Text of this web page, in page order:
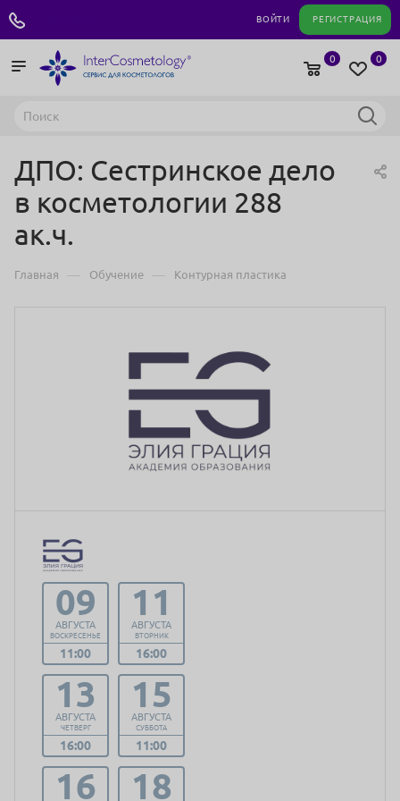
ВОЙТИ РЕГИСТРАЦИЯ
0
0
ДПО: Сестринское дело
в косметологии 288
ак.ч.
Главная — Обучение — Контурная пластика
09
АВГУСТА
ВОСКРЕСЕНЬЕ
11:00
11
АВГУСТА
ВТОРНИК
16:00
13
АВГУСТА
ЧЕТВЕРГ
16:00
15
АВГУСТА
СУББОТА
11:00
16 18